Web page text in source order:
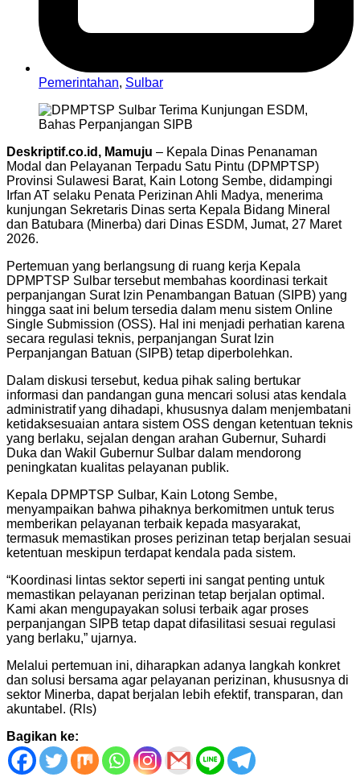
Pemerintahan, Sulbar
Deskriptif.co.id, Mamuju – Kepala Dinas Penanaman
Modal dan Pelayanan Terpadu Satu Pintu (DPMPTSP)
Provinsi Sulawesi Barat, Kain Lotong Sembe, didampingi
Irfan AT selaku Penata Perizinan Ahli Madya, menerima
kunjungan Sekretaris Dinas serta Kepala Bidang Mineral
dan Batubara (Minerba) dari Dinas ESDM, Jumat, 27 Maret
2026.
Pertemuan yang berlangsung di ruang kerja Kepala
DPMPTSP Sulbar tersebut membahas koordinasi terkait
perpanjangan Surat Izin Penambangan Batuan (SIPB) yang
hingga saat ini belum tersedia dalam menu sistem Online
Single Submission (OSS). Hal ini menjadi perhatian karena
secara regulasi teknis, perpanjangan Surat Izin
Perpanjangan Batuan (SIPB) tetap diperbolehkan.
Dalam diskusi tersebut, kedua pihak saling bertukar
informasi dan pandangan guna mencari solusi atas kendala
administratif yang dihadapi, khususnya dalam menjembatani
ketidaksesuaian antara sistem OSS dengan ketentuan teknis
yang berlaku, sejalan dengan arahan Gubernur, Suhardi
Duka dan Wakil Gubernur Sulbar dalam mendorong
peningkatan kualitas pelayanan publik.
Kepala DPMPTSP Sulbar, Kain Lotong Sembe,
menyampaikan bahwa pihaknya berkomitmen untuk terus
memberikan pelayanan terbaik kepada masyarakat,
termasuk memastikan proses perizinan tetap berjalan sesuai
ketentuan meskipun terdapat kendala pada sistem.
“Koordinasi lintas sektor seperti ini sangat penting untuk
memastikan pelayanan perizinan tetap berjalan optimal.
Kami akan mengupayakan solusi terbaik agar proses
perpanjangan SIPB tetap dapat difasilitasi sesuai regulasi
yang berlaku,” ujarnya.
Melalui pertemuan ini, diharapkan adanya langkah konkret
dan solusi bersama agar pelayanan perizinan, khususnya di
sektor Minerba, dapat berjalan lebih efektif, transparan, dan
akuntabel. (Rls)
Bagikan ke: